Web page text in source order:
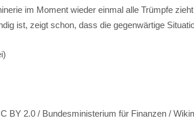
im Moment wieder einmal alle Trümpfe
ist, zeigt schon, dass die gegenwärtige
BY 2.0 / Bundesministerium für Finanzen /